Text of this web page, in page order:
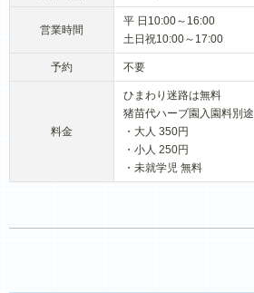
営業時間
平 日10:00～16:00
土日祝10:00～17:00
予約 不要
料金
ひまわり迷路は無料
猪苗代ハーブ園入園料別途
・大人 350円
・小人 250円
・未就学児 無料